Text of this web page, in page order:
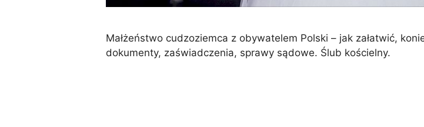
Małżeństwo cudzoziemca z obywatelem Polski – jak załatwić,
dokumenty, zaświadczenia, sprawy sądowe. Ślub kościelny.